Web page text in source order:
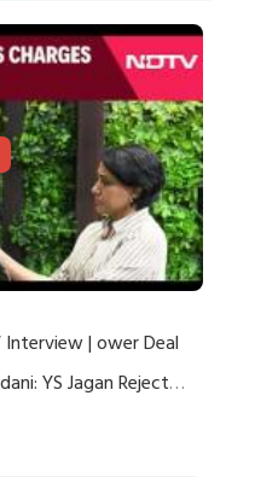
Interview | ower Deal
YS Jagan Rejects